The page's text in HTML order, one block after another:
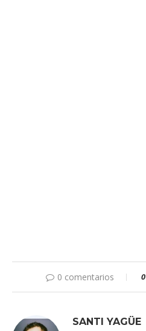
0 comentarios 0
SANTI YAGÜE